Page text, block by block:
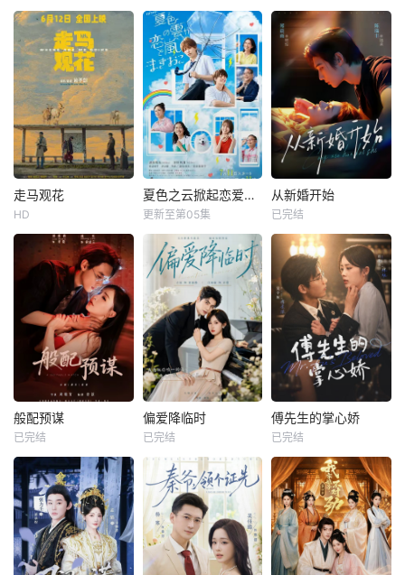
走马观花
HD
夏色之云掀起恋爱与风暴
更新至第05集
从新婚开始
已完结
般配预谋
已完结
偏爱降临时
已完结
傅先生的掌心娇
已完结